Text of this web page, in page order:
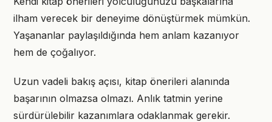
ilham verecek bir deneyime dönüştürmek mümkün.
Yaşananlar paylaşıldığında hem anlam kazanıyor
hem de çoğalıyor.
Uzun vadeli bakış açısı, kitap önerileri alanında
başarının olmazsa olmazı. Anlık tatmin yerine
sürdürülebilir kazanımlara odaklanmak gerekir.